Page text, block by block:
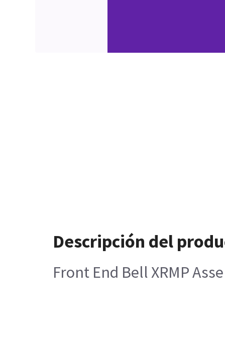
Descripción del
Front End Bell XRMP